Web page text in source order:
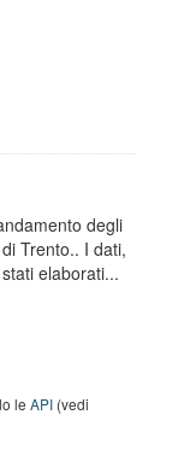
degli
Trento.. I dati,
elaborati...
le API (vedi